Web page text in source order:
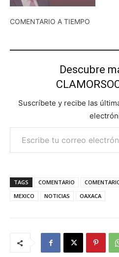
COMENTARIO A TIEMPO
Descubre
Suscríbete y recibe las
Escribe tu correo electrónico…
TAGS COMENTARIO
MEXICO
NOTICIAS OAXACA